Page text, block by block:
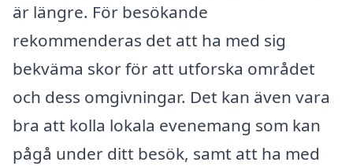
är längre. För besökande
rekommenderas det att ha med sig
bekväma skor för att utforska området
och dess omgivningar. Det kan även vara
bra att kolla lokala evenemang som kan
pågå under ditt besök, samt att ha med